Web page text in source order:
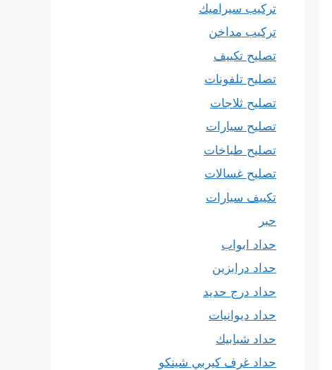
تركيب سيراميك
تركيب مداخن
تصليح تكييف
تصليح تلفونات
تصليح ثلاجات
تصليح سيارات
تصليح طباخات
تصليح غسالات
تكييف سيارات
حبر
حداد ابواب
حداد درابزين
حداد درج حديد
حداد ديوانيات
حداد شبابيك
حداد غرف كيربي شينكو